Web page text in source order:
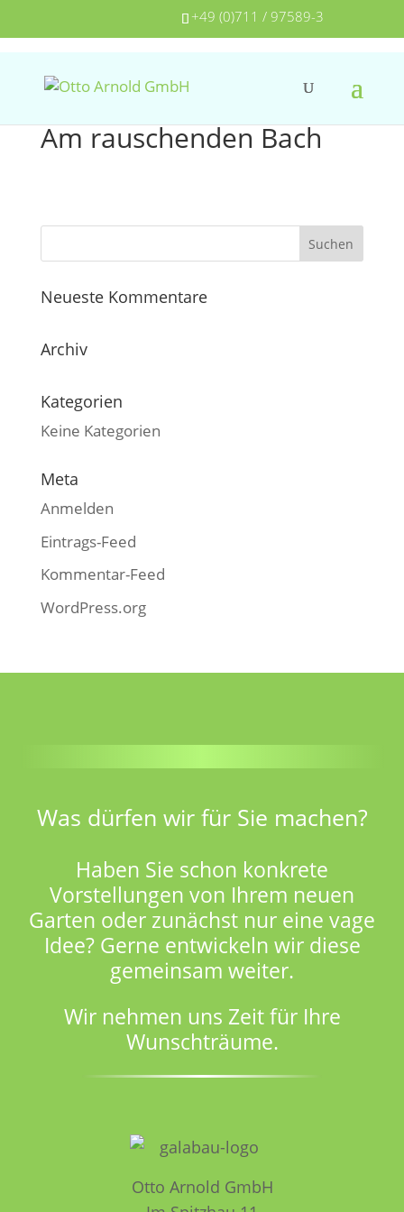
+49 (0)711 / 97589-3
Am rauschenden Bach
Neueste Kommentare
Archiv
Kategorien
Keine Kategorien
Meta
Anmelden
Eintrags-Feed
Kommentar-Feed
WordPress.org
Was dürfen wir für Sie machen?
Haben Sie schon konkrete
Vorstellungen von Ihrem neuen
Garten oder zunächst nur eine vage
Idee? Gerne entwickeln wir diese
gemeinsam weiter.
Wir nehmen uns Zeit für Ihre
Wunschträume.
Otto Arnold GmbH